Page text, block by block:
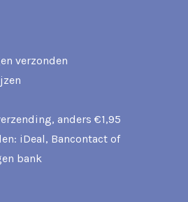
verzonden
anders €1,95
iDeal, Bancontact of
bank